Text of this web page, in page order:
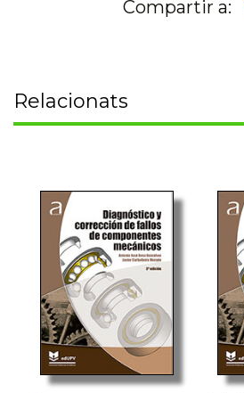
Compartir a:
Relacionats